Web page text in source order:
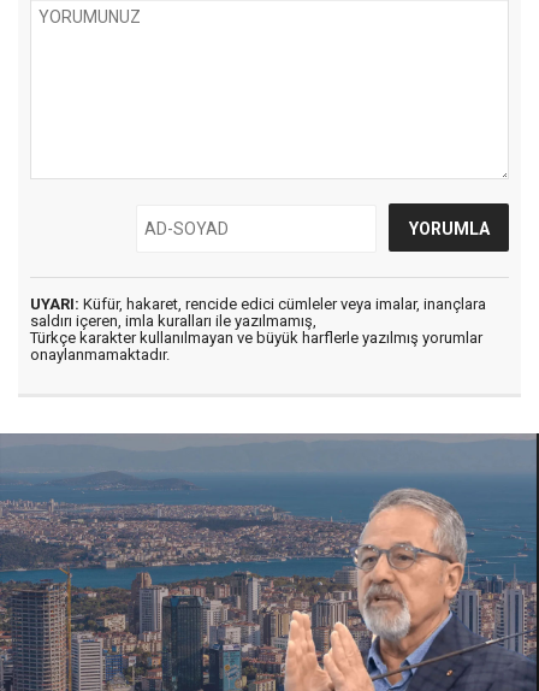
UYARI: Küfür, hakaret, rencide edici cümleler veya imalar, inançlara
saldırı içeren, imla kuralları ile yazılmamış,
Türkçe karakter kullanılmayan ve büyük harflerle yazılmış yorumlar
onaylanmamaktadır.